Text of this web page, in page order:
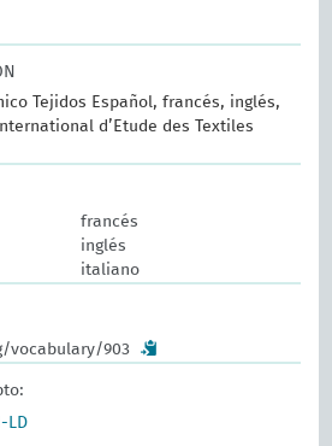
Tejidos Español, francés, inglés,
d’Etude des Textiles
francés
inglés
italiano
vocabulary/903
LD